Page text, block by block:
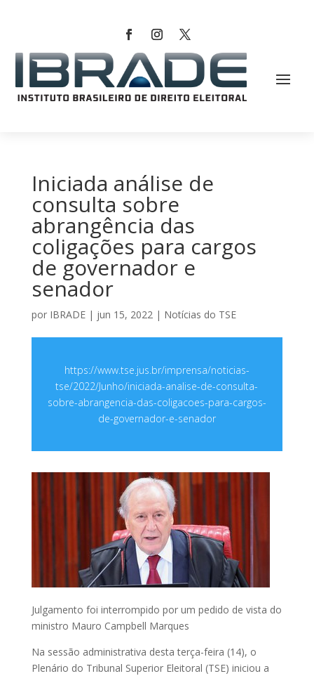
Iniciada análise de
consulta sobre
abrangência das
coligações para cargos
de governador e
senador
por IBRADE| jun 15, 2022| Notícias do TSE
https://www.tse.jus.br/imprensa/noticias-
tse/2022/Junho/iniciada-analise-de-consulta-
sobre-abrangencia-das-coligacoes-para-cargos-
de-governador-e-senador
Julgamento foi interrompido por um pedido de vista do
ministro Mauro Campbell Marques
Na sessão administrativa desta terça-feira (14), o
Plenário do Tribunal Superior Eleitoral (TSE) iniciou a